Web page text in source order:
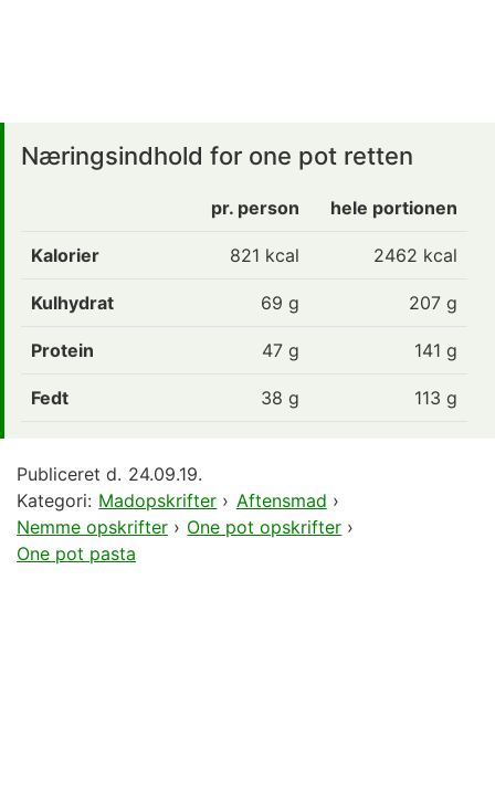
Næringsindhold for one pot retten
pr. person hele portionen
Kalorier 821 kcal 2462 kcal
Kulhydrat 69 g 207 g
Protein 47 g 141 g
Fedt 38 g 113 g
Publiceret d. 24.09.19.
Kategori: Madopskrifter › Aftensmad ›
Nemme opskrifter › One pot opskrifter ›
One pot pasta